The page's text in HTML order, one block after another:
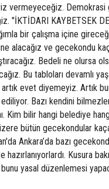
vermeyeceğiz.
"İKTİDARI KAYBETSEK
bir çalışma içine
alacağız ve gecekondu
Bedeli ne olursa
Bu tabloları devamlı
artık evet diyemeyiz. Artık
Bazı kendini
Kim bilir hangi belediye
bütün gecekondular
Ankara’da bazı
hazırlanıyorlardı. Kusura
yasal düzenlemesi